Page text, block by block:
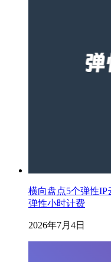
横向盘点5个弹性IP
弹性小时计费
2026年7月4日